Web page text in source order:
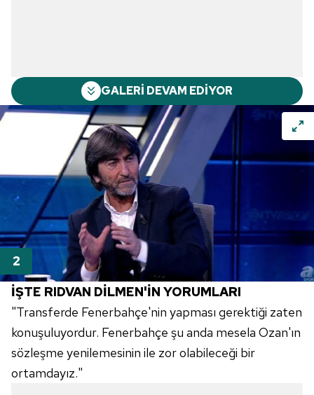
GALERİ DEVAM EDİYOR
İŞTE RIDVAN DİLMEN'İN YORUMLARI
"Transferde Fenerbahçe'nin yapması gerektiği zaten
konuşuluyordur. Fenerbahçe şu anda mesela Ozan'ın
sözleşme yenilemesinin ile zor olabileceği bir
ortamdayız."